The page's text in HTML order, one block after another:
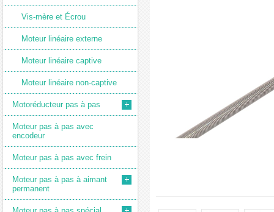
Vis-mère et Écrou
Moteur linéaire externe
Moteur linéaire captive
Moteur linéaire non-captive
Motoréducteur pas à pas
Moteur pas à pas avec
encodeur
Moteur pas à pas avec frein
Moteur pas à pas à aimant
permanent